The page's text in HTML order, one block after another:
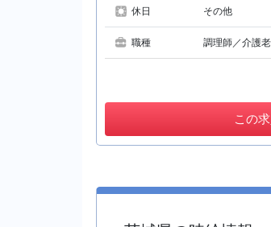
休日 その他
職種 調理師／介護
この